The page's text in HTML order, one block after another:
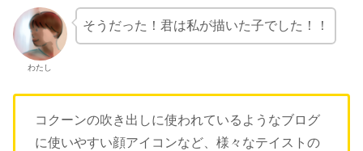
わたし
そうだった！君は私が描いた子でした！！
コクーンの吹き出しに使われているようなブログ
に使いやすい顔アイコンなど、様々なテイストの